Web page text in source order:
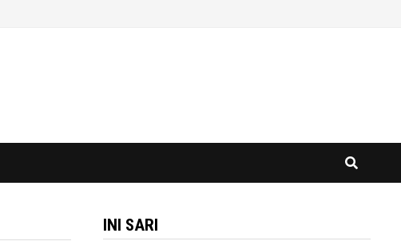
INI SARI